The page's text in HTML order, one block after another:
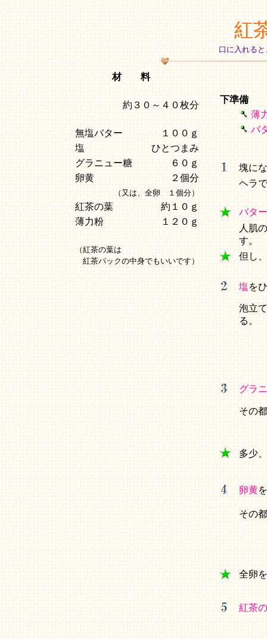
紅
口に入れる
材 料
約３０～４０枚分
無塩バター
１００ｇ
塩
ひとつまみ
グラニュー糖
６０ｇ
卵黄
２個分
（又は、全卵 １個分）
紅茶の葉
約１０ｇ
薄力粉
１２０ｇ
（紅茶の葉は
紅茶パックの中身でもいいです）
下準備
薄
バ
塊に
ヘラ
バター
人肌
す。
但し
塩を
泡立
る。
グラ
その
多少
卵黄
その
全卵
紅茶